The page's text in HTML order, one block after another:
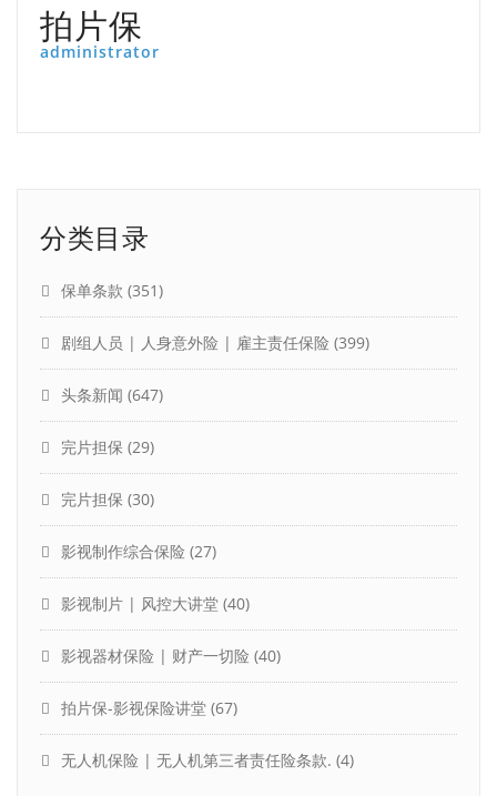
拍片保
administrator
分类目录
保单条款 (351)
剧组人员 | 人身意外险 | 雇主责任保险 (399)
头条新闻 (647)
完片担保 (29)
完片担保 (30)
影视制作综合保险 (27)
影视制片 | 风控大讲堂 (40)
影视器材保险 | 财产一切险 (40)
拍片保-影视保险讲堂 (67)
无人机保险 | 无人机第三者责任险条款. (4)